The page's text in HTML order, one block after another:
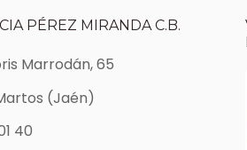
PÉREZ MIRANDA C.B.
Marrodán, 65
(Jaén)
40